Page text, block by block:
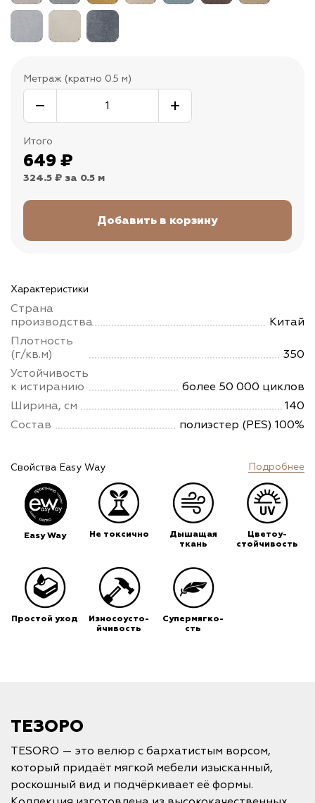
Метраж (кратно 0.5 м)
Итого
649 ₽
324.5 ₽ за 0.5 м
Характеристики
Страна
производства
Китай
Плотность
(г/кв.м)
350
Устойчивость
к истиранию
более 50 000 циклов
Ширина, см
140
Состав
полиэстер (PES) 100%
Свойства Easy Way Подробнее
Easy Way Не токсично
Дышащая
ткань
Цветоу-
стойчивость
Простой уход
Износоусто-
йчивость
Супермягко-
сть
ТЕЗОРО
TESORO — это велюр с бархатистым ворсом,
который придаёт мягкой мебели изысканный,
роскошный вид и подчёркивает её формы.